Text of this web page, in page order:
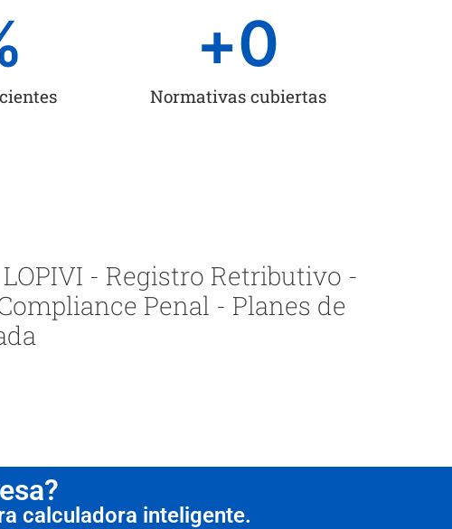
Normativas cubiertas
+0
- Registro Retributivo -
Penal - Planes de
calculadora inteligente.